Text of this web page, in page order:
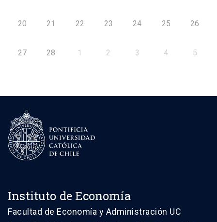
20 21 22 23 24 25 26
27 28 1 2 3 4 5
Instituto de Economía
Facultad de Economía y Administración UC